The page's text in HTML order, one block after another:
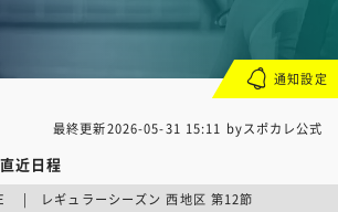
最終更新2026-05-31 15:11 byスポカレ公式
近日程
| レギュラーシーズン 西地区 第12節
通知設定